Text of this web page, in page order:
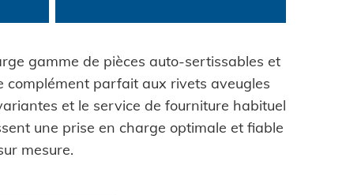
gamme de pièces auto-sertissables et
complément parfait aux rivets aveugles
et le service de fourniture habituel
une prise en charge optimale et fiable
mesure.